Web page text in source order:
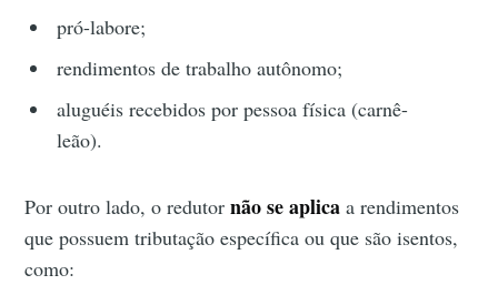
pró-labore;
rendimentos de trabalho autônomo;
aluguéis recebidos por pessoa física (carnê-
leão).
Por outro lado, o redutornão se aplica a rendimentos
que possuem tributação específica ou que são isentos,
como: